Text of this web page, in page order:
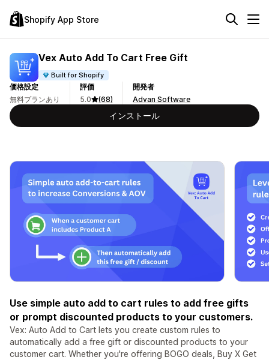
Shopify App Store
Vex Auto Add To Cart Free Gift
Built for Shopify
価格設定
無料プランあり
評価
5.0
(68)
開発者
Advan Software
インストール
Use simple auto add to cart rules to add free gifts
or prompt discounted products to your customers.
Vex: Auto Add to Cart lets you create custom rules to
automatically add a free gift or discounted products to your
customer cart. Whether you're offering BOGO deals, Buy X Get